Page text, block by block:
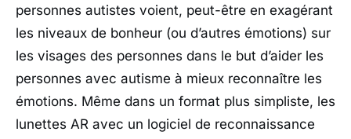
personnes autistes voient, peut-être en exagérant
les niveaux de bonheur (ou d’autres émotions) sur
les visages des personnes dans le but d’aider les
personnes avec autisme à mieux reconnaître les
émotions. Même dans un format plus simpliste, les
lunettes AR avec un logiciel de reconnaissance